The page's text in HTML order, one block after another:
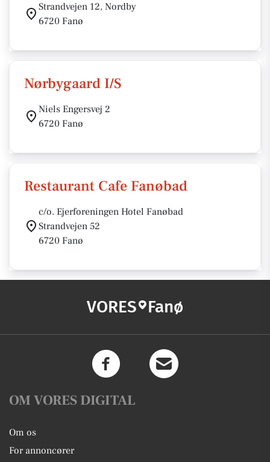
Strandvejen 12, Nordby
6720 Fanø
Nørbygaard I/S
Niels Engersvej 2
6720 Fanø
Restaurant Cafe Fanøbad
c/o. Ejerforeningen Hotel Fanøbad
Strandvejen 52
6720 Fanø
VORES Fanø
OM VORES DIGITAL
Om os
For annoncører